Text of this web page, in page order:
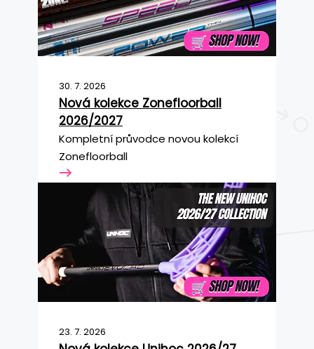
30. 7. 2026
Nová kolekce Zonefloorball
2026/2027
Kompletní průvodce novou kolekcí
Zonefloorball
23. 7. 2026